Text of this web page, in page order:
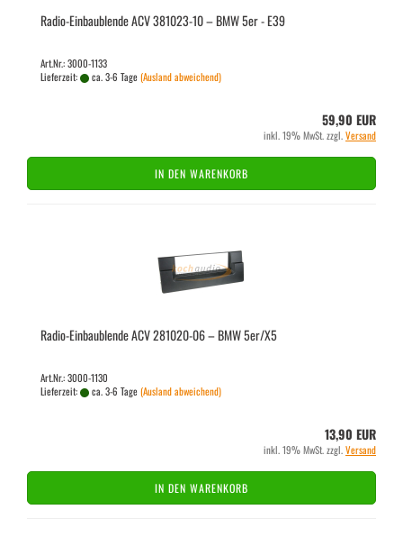
Radio-​​Ein­bau­blen­de ACV 381023-​​10 – BMW 5er - E39
Art.Nr.: 3000-1133
Lieferzeit:
ca. 3-6 Tage(Ausland abweichend)
59,90 EUR
inkl. 19% MwSt. zzgl.Versand
IN DEN WARENKORB
Radio-​​Ein­bau­blen­de ACV 281020-​​06 – BMW 5er/X5
Art.Nr.: 3000-1130
Lieferzeit:
ca. 3-6 Tage(Ausland abweichend)
13,90 EUR
inkl. 19% MwSt. zzgl.Versand
IN DEN WARENKORB